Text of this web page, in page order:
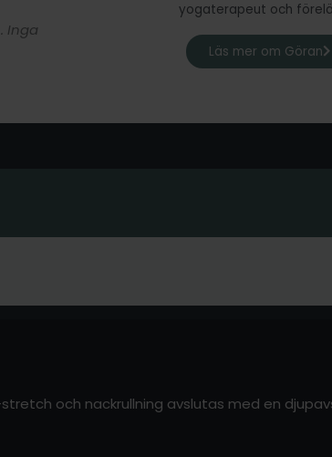
Inga
yogaterapeut och
Läs mer om Göran
och nackrullning avslutas med en